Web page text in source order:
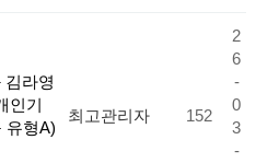
김라영
인기
유형A)
최고관리자 152
2
6
-
0
3
-